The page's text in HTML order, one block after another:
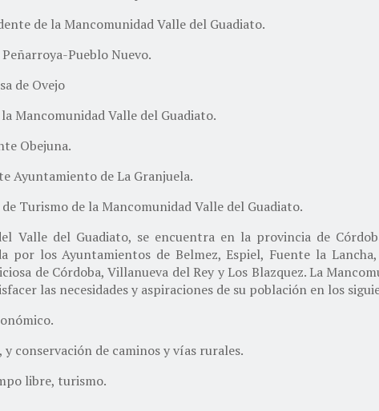
de la Mancomunidad Valle del Guadiato.
Pueblo Nuevo.
de Ovejo
Mancomunidad Valle del Guadiato.
Obejuna.
Ayuntamiento de La Granjuela.
Turismo de la Mancomunidad Valle del Guadiato.
Valle del Guadiato, se encuentra en la provincia de
por los Ayuntamientos de Belmez, Espiel, Fuente la
de Córdoba, Villanueva del Rey y Los Blazquez. La
las necesidades y aspiraciones de su población en los
conservación de caminos y vías rurales.
libre, turismo.